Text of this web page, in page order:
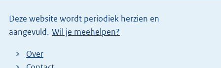
n
k
Deze website wordt periodiek herzien en
aangevuld. Wil je meehelpen?
Over